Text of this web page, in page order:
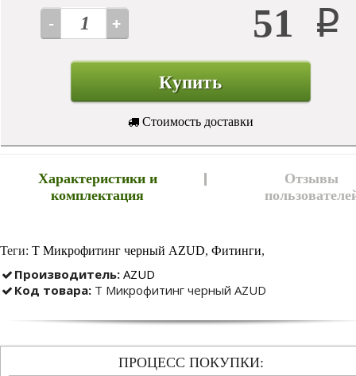
51 Р
Купить
Стоимость доставки
Характеристики и
комплектация
Отзывы
Теги: Т Микрофитинг черный AZUD, Фитинги,
Производитель: AZUD
Код товара: Т Микрофитинг черный AZUD
ПРОЦЕСС ПОКУПКИ: